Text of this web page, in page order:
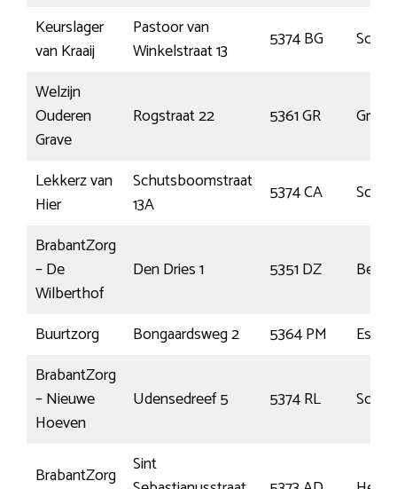
Keurslager
van Kraaij
Pastoor van
Winkelstraat 13
5374 BG
Welzijn
Ouderen
Grave
Rogstraat 22 5361 GR Grave
Lekkerz van
Hier
Schutsboomstraat
13A
5374 CA
BrabantZorg
– De
Wilberthof
Den Dries 1 5351 DZ
Buurtzorg Bongaardsweg 2 5364 PM
BrabantZorg
– Nieuwe
Hoeven
Udensedreef 5 5374 RL
BrabantZorg
Sint